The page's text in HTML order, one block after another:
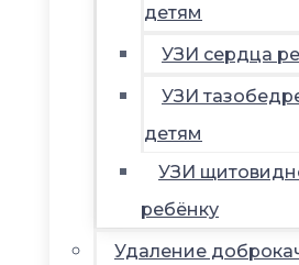
детям
УЗИ сердца
УЗИ
детям
УЗИ
ребёнку
Удаление